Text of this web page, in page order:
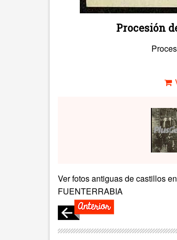
Procesión
Ver fotos antiguas de castillos en
FUENTERRABIA